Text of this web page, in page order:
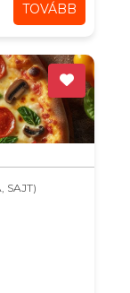
TOVÁBB
SAJT)